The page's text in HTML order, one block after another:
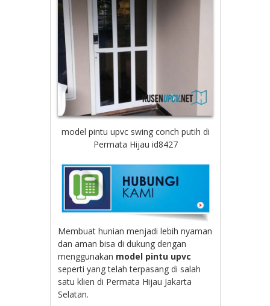
model pintu upvc swing conch putih di
Permata Hijau id8427
Membuat hunian menjadi lebih nyaman
dan aman bisa di dukung dengan
menggunakan model pintu upvc
seperti yang telah terpasang di salah
satu klien di Permata Hijau Jakarta
Selatan.